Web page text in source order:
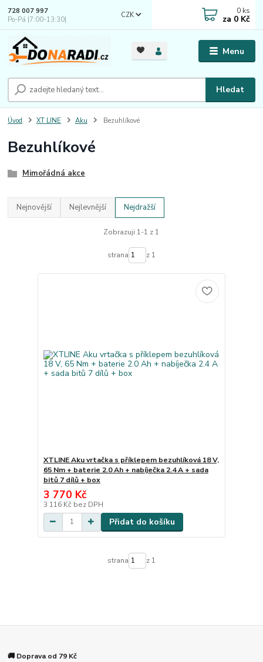
Menu
CZK
Hledat
728 007 997
Po-Pá |7:00-13:30|
0 ks
za 0 Kč
Úvod XT LINE Aku Bezuhlíkové
Bezuhlíkové
Mimořádná akce
Nejnovější Nejlevnější Nejdražší
Zobrazuji 1-1 z 1
strana z 1
XTLINE Aku vrtačka s příklepem bezuhlíková 18 V,
65 Nm + baterie 2.0 Ah + nabíječka 2.4 A + sada
bitů 7 dílů + box
3 770 Kč
3 116 Kč bez DPH
Přidat do košíku
strana z 1
🚚 Doprava od 79 Kč